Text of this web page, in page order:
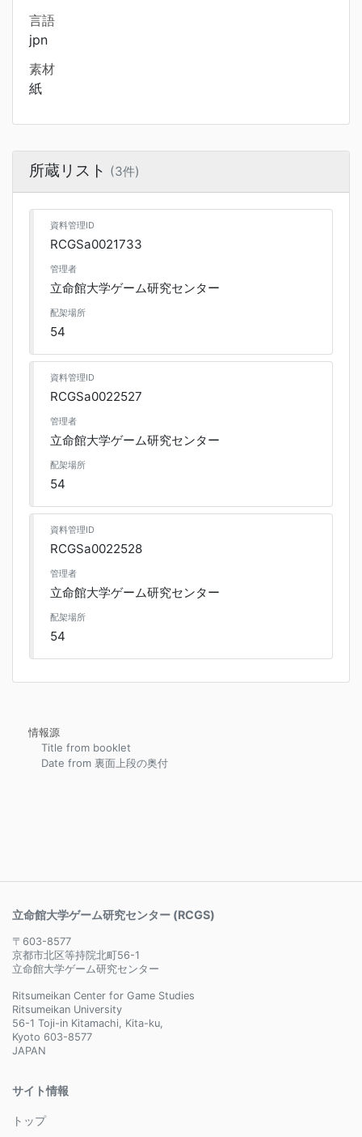
言語
jpn
素材
紙
所蔵リスト (3件)
資料管理ID
RCGSa0021733
管理者
立命館大学ゲーム研究センター
配架場所
54
資料管理ID
RCGSa0022527
管理者
立命館大学ゲーム研究センター
配架場所
54
資料管理ID
RCGSa0022528
管理者
立命館大学ゲーム研究センター
配架場所
54
情報源
Title from booklet
Date from 裏面上段の奥付
立命館大学ゲーム研究センター (RCGS)
〒603-8577
京都市北区等持院北町56-1
立命館大学ゲーム研究センター
Ritsumeikan Center for Game Studies
Ritsumeikan University
56-1 Toji-in Kitamachi, Kita-ku,
Kyoto 603-8577
JAPAN
サイト情報
トップ